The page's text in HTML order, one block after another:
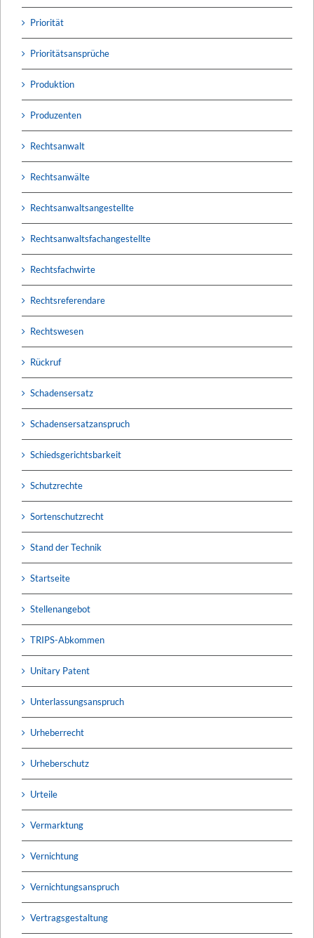
Priorität
Prioritätsansprüche
Produktion
Produzenten
Rechtsanwalt
Rechtsanwälte
Rechtsanwaltsangestellte
Rechtsanwaltsfachangestellte
Rechtsfachwirte
Rechtsreferendare
Rechtswesen
Rückruf
Schadensersatz
Schadensersatzanspruch
Schiedsgerichtsbarkeit
Schutzrechte
Sortenschutzrecht
Stand der Technik
Startseite
Stellenangebot
TRIPS-Abkommen
Unitary Patent
Unterlassungsanspruch
Urheberrecht
Urheberschutz
Urteile
Vermarktung
Vernichtung
Vernichtungsanspruch
Vertragsgestaltung